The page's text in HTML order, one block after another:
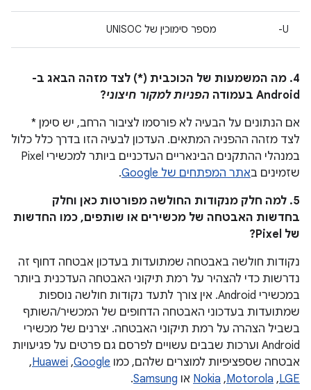
U- מספר סימוכין של UNISOC
4. מה המשמעות של הכוכבית (*) לצד מזהה הבאג ב-
Android בעמודה
הפניות למקור חיצוני?
אם הנתונים על הבעיה לא פורסמו לציבור הרחב, יש סימן *
לצד מזהה ההפניה המתאים. העדכון לבעיה הזו בדרך כלל כלול
במנהלי ההתקנים הבינאריים העדכניים ביותר למכשירי Pixel
שזמינים באתר המפתחים של Google
.
5. למה חלק מנקודות החולשה מפורטות כאן וחלק
בחדשות האבטחה של מכשירים או שותפים, כמו החדשות
של Pixel?
נקודות חולשה באבטחה שמתועדות בעדכון אבטחה דחוף זה
נדרשות כדי להצהיר על רמת תיקוני האבטחה העדכנית ביותר
במכשירי Android. אין צורך לתעד נקודות חולשה נוספות
שמתועדות בעדכוני האבטחה הדחופים של המכשיר/השותף
בשביל הצהרה על רמת תיקוני האבטחה. יצרנים של מכשירי
Android וערכות שבבים עשויים לפרסם גם פרטים על פגיעויות
אבטחה שספציפיות למוצרים שלהם, כמו Google
,‏
Huawei
,‏
LGE
,‏
Motorola
,‏
Nokia או Samsung
.